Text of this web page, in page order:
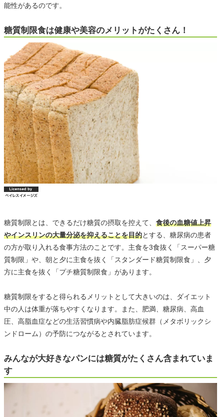
能性があるのです。
糖質制限食は健康や美容のメリットがたくさん！
糖質制限とは、できるだけ糖質の摂取を控えて、 食後の血糖値上昇
やインスリンの大量分泌を抑えることを目的とする、糖尿病の患者
の方が取り入れる食事方法のことです。主食を3食抜く「スーパー糖
質制限」や、朝と夕に主食を抜く「スタンダード糖質制限食」、夕
方に主食を抜く「プチ糖質制限食」があります。
糖質制限をすると得られるメリットとして大きいのは、ダイエット
中の人は体重が落ちやすくなります。また、肥満、糖尿病、高血
圧、高脂血症などの生活習慣病や内臓脂肪症候群（メタボリックシ
ンドローム）の予防につながるとされています。
みんなが大好きなパンには糖質がたくさん含まれていま
す